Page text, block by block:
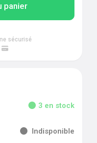
panier
sécurisé
3 en stock
Indisponible